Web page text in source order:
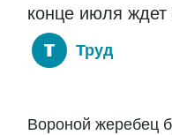
конце июля
Труд
Вороной жеребец